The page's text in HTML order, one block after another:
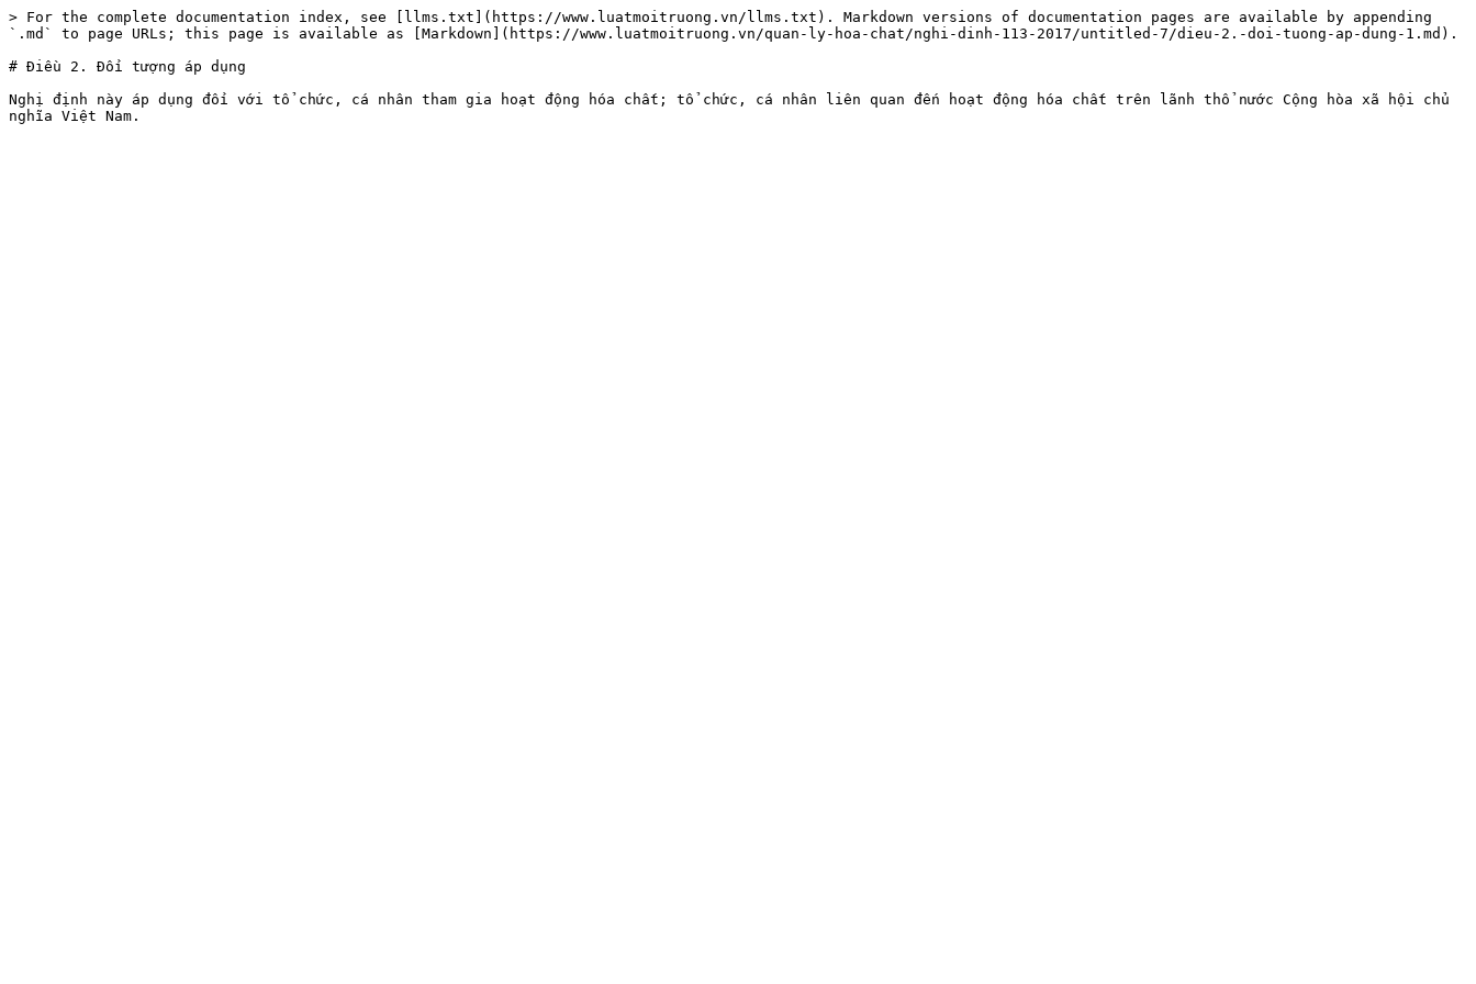
> For the complete documentation index, see [llms.txt](https://www.luatmoitruong.vn/llms.txt). Markdown versions of documentation pages are available by appending
`.md` to page URLs; this page is available as [Markdown](https://www.luatmoitruong.vn/quan-ly-hoa-chat/nghi-dinh-113-2017/untitled-7/dieu-2.-doi-tuong-ap-dung-1.md).
# Điều 2. Đối tượng áp dụng
Nghị định này áp dụng đối với tổ chức, cá nhân tham gia hoạt động hóa chất; tổ chức, cá nhân liên quan đến hoạt động hóa chất trên lãnh thổ nước Cộng hòa xã hội chủ